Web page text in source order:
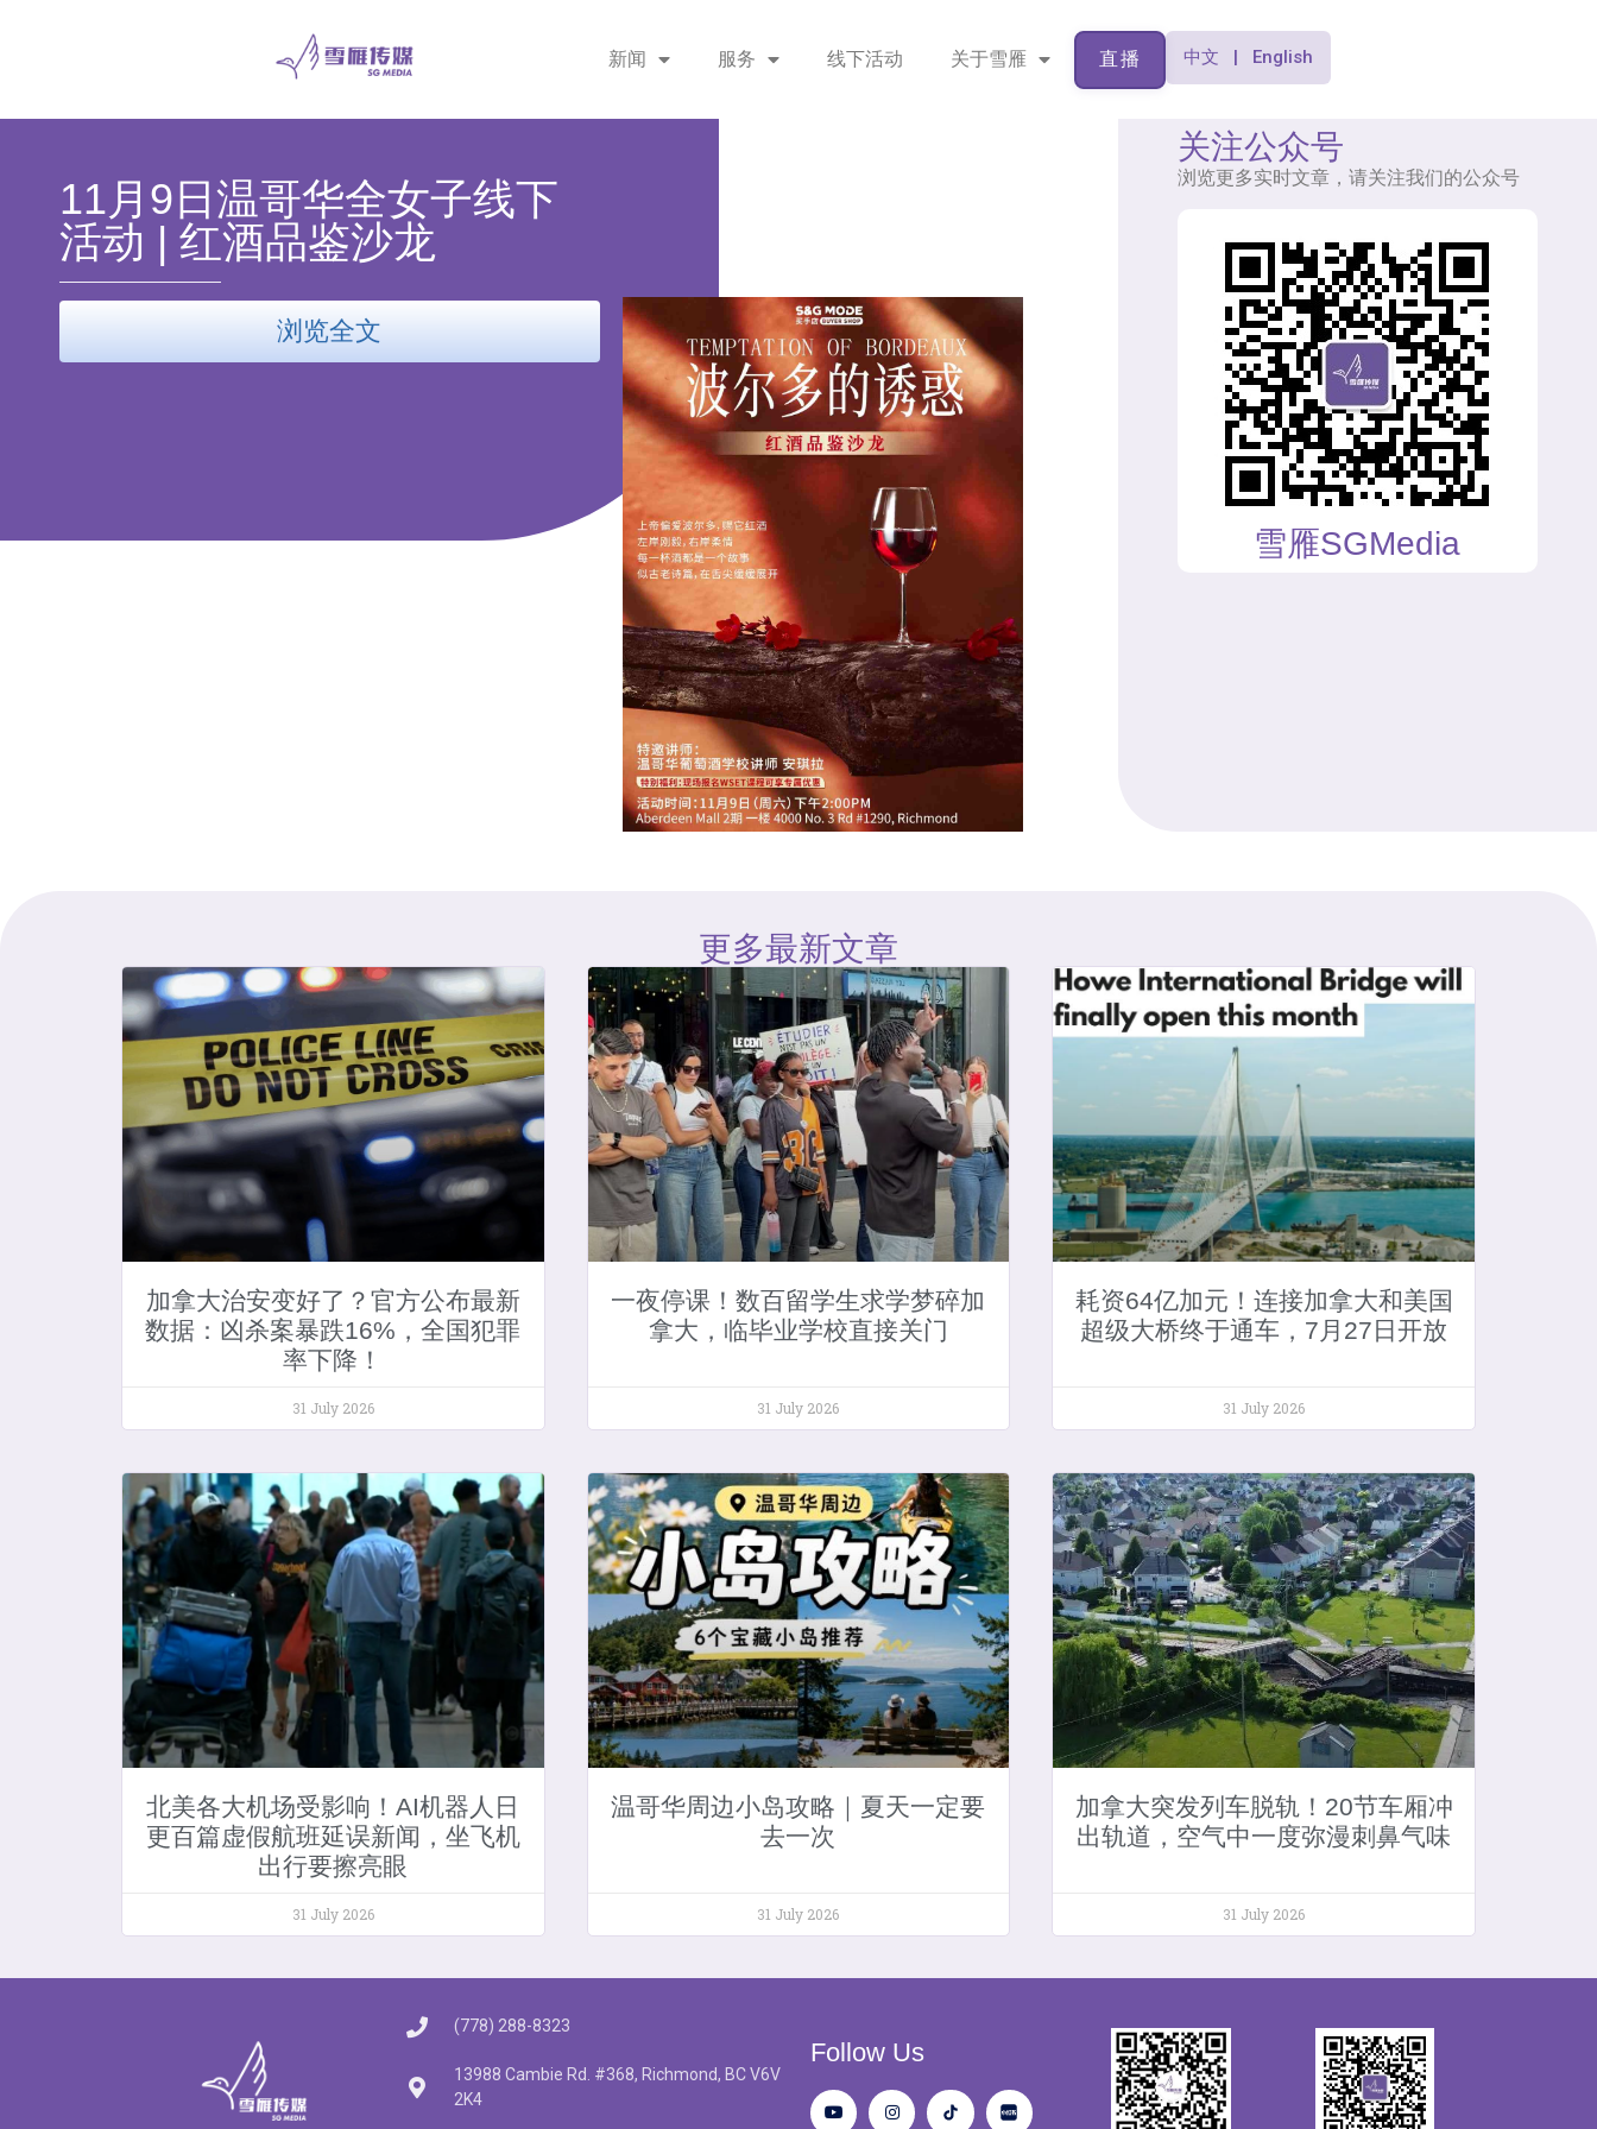
新闻 服务 线下活动 关于雪雁 直播 中文 | English
11月9日温哥华全女子线下
活动 | 红酒品鉴沙龙
浏览全文
关注公众号
浏览更多实时文章，请关注我们的公众号
雪雁SGMedia
更多最新文章
加拿大治安变好了？官方公布最新
数据：凶杀案暴跌16%，全国犯罪
率下降！
31 July 2026
一夜停课！数百留学生求学梦碎加
拿大，临毕业学校直接关门
31 July 2026
耗资64亿加元！连接加拿大和美国
超级大桥终于通车，7月27日开放
31 July 2026
北美各大机场受影响！AI机器人日
更百篇虚假航班延误新闻，坐飞机
出行要擦亮眼
31 July 2026
温哥华周边小岛攻略｜夏天一定要
去一次
31 July 2026
加拿大突发列车脱轨！20节车厢冲
出轨道，空气中一度弥漫刺鼻气味
31 July 2026
(778) 288-8323
13988 Cambie Rd. #368, Richmond, BC V6V
2K4
Follow Us